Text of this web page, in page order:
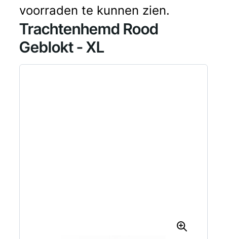
voorraden te kunnen zien.
Trachtenhemd Rood
Geblokt - XL